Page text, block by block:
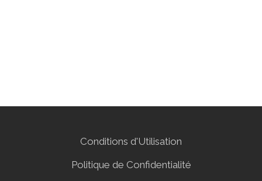
Conditions d'Utilisation
Politique de Confidentialité